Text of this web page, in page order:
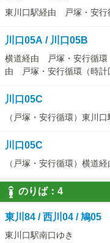
東川口駅経由 戸塚・安行
川口05A / 川口05B
横道経由 戸塚・安行循環
由 戸塚・安行循環（時計
川口05C
（戸塚・安行循環）東川
川口05C
（戸塚・安行循環）横道
のりば： 4
4
東川84 / 西川04 / 鳩05
東川口駅南口ゆき